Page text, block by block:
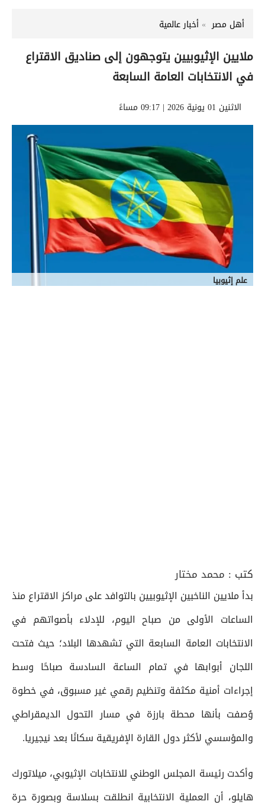
أهل مصر أخبار عالمية
ملايين الإثيوبيين يتوجهون إلى صناديق الاقتراع
في الانتخابات العامة السابعة
الاثنين 01 يونية 2026 | 09:17 مساءً
علم إثيوبيا
كتب : محمد مختار
بدأ ملايين الناخبين الإثيوبيين بالتوافد على مراكز الاقتراع منذ
الساعات الأولى من صباح اليوم، للإدلاء بأصواتهم في
الانتخابات العامة السابعة التي تشهدها البلاد؛ حيث فتحت
اللجان أبوابها في تمام الساعة السادسة صباحًا وسط
إجراءات أمنية مكثفة وتنظيم رقمي غير مسبوق، في خطوة
وُصفت بأنها محطة بارزة في مسار التحول الديمقراطي
والمؤسسي لأكثر دول القارة الإفريقية سكانًا بعد نيجيريا.
وأكدت رئيسة المجلس الوطني للانتخابات الإثيوبي، ميلاتورك
هايلو، أن العملية الانتخابية انطلقت بسلاسة وبصورة حرة